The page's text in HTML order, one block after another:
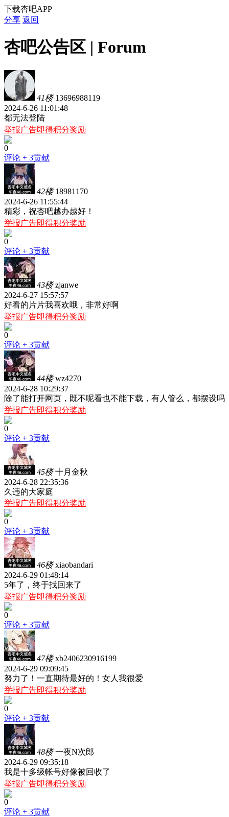
下载杏吧APP
分享 返回
杏吧公告区 | Forum
41楼 13696988119
2024-6-26 11:01:48
都无法登陆
举报广告即得积分奖励
0
评论 + 3贡献
42楼 18981170
2024-6-26 11:55:44
精彩，祝杏吧越办越好！
举报广告即得积分奖励
0
评论 + 3贡献
43楼 zjanwe
2024-6-27 15:57:57
好看的片片我喜欢哦，非常好啊
举报广告即得积分奖励
0
评论 + 3贡献
44楼 wz4270
2024-6-28 10:29:37
除了能打开网页，既不呢看也不能下载，有人管么，都摆设吗
举报广告即得积分奖励
0
评论 + 3贡献
45楼 十月金秋
2024-6-28 22:35:36
久违的大家庭
举报广告即得积分奖励
0
评论 + 3贡献
46楼 xiaobandari
2024-6-29 01:48:14
5年了，终于找回来了
举报广告即得积分奖励
0
评论 + 3贡献
47楼 xb2406230916199
2024-6-29 09:09:45
努力了！一直期待最好的！女人我很爱
举报广告即得积分奖励
0
评论 + 3贡献
48楼 一夜N次郎
2024-6-29 09:35:18
我是十多级帐号好像被回收了
举报广告即得积分奖励
0
评论 + 3贡献